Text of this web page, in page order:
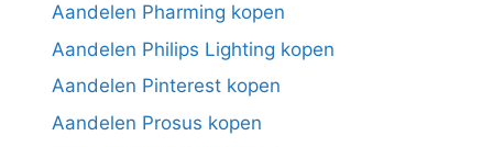
Aandelen Pharming kopen
Aandelen Philips Lighting kopen
Aandelen Pinterest kopen
Aandelen Prosus kopen